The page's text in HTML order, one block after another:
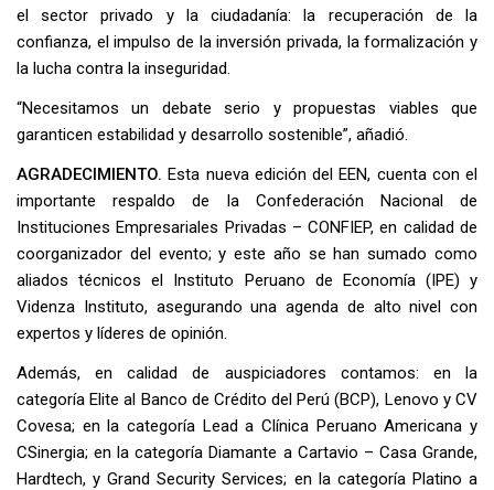
el sector privado y la ciudadanía: la recuperación de la
confianza, el impulso de la inversión privada, la formalización y
la lucha contra la inseguridad.
“Necesitamos un debate serio y propuestas viables que
garanticen estabilidad y desarrollo sostenible”, añadió.
AGRADECIMIENTO.Esta nueva edición del EEN, cuenta con el
importante respaldo de la Confederación Nacional de
Instituciones Empresariales Privadas – CONFIEP, en calidad de
coorganizador del evento; y este año se han sumado como
aliados técnicos el Instituto Peruano de Economía (IPE) y
Videnza Instituto, asegurando una agenda de alto nivel con
expertos y líderes de opinión.
Además, en calidad de auspiciadores contamos: en la
categoría Elite al Banco de Crédito del Perú (BCP), Lenovo y CV
Covesa; en la categoría Lead a Clínica Peruano Americana y
CSinergia; en la categoría Diamante a Cartavio – Casa Grande,
Hardtech, y Grand Security Services; en la categoría Platino a